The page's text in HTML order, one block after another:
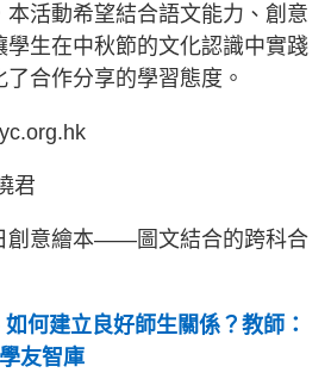
本活動希望結合語文能力、創意
學生在中秋節的文化認識中實踐
合作分享的學習態度。
君
創意繪本——圖文結合的跨科合
何建立良好師生關係？教師：
友智庫